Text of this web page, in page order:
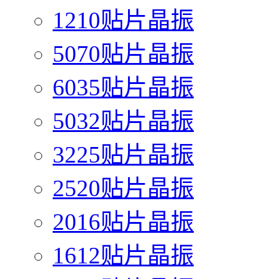
1210贴片晶振
5070贴片晶振
6035贴片晶振
5032贴片晶振
3225贴片晶振
2520贴片晶振
2016贴片晶振
1612贴片晶振